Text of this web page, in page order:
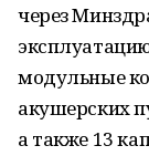
через
модульные
акушерских
а также 13